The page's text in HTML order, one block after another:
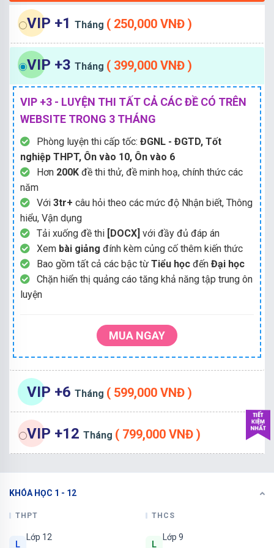
VIP +1 Tháng ( 250,000 VNĐ )
VIP +3 Tháng ( 399,000 VNĐ )
VIP +3 - LUYỆN THI TẤT CẢ CÁC ĐỀ CÓ TRÊN
WEBSITE TRONG 3 THÁNG
Phòng luyện thi cấp tốc: ĐGNL - ĐGTD, Tốt
nghiệp THPT, Ôn vào 10, Ôn vào 6
Hơn 200K đề thi thử, đề minh hoạ, chính thức các
năm
Với 3tr+ câu hỏi theo các mức độ Nhận biết, Thông
hiểu, Vận dụng
Tải xuống đề thi [DOCX] với đầy đủ đáp án
Xem bài giảng đính kèm củng cố thêm kiến thức
Bao gồm tất cả các bậc từ Tiểu học đến Đại học
Chặn hiển thị quảng cáo tăng khả năng tập trung ôn
luyện
MUA NGAY
VIP +6 Tháng ( 599,000 VNĐ )
VIP +12 Tháng ( 799,000 VNĐ )
KHÓA HỌC 1 - 12
THPT
L
Lớp 12
THCS
L
Lớp 9